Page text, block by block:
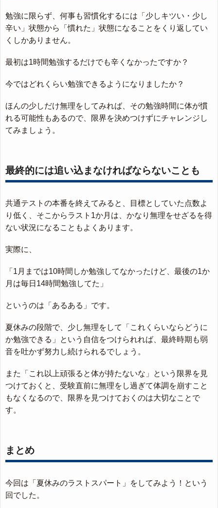
勉強に限らず、何事も習慣化するには「少しキツい・少し
辛い」状態から「慣れた」状態になることをくり返してい
くしかありません。
最初は1時間勉強するだけでも辛くなかったですか？
今ではどれくらい勉強できるようになりましたか？
ほんの少しだけ無理をしてみれば、その勉強時間に体が慣
れる可能性もあるので、限界を決めつけずにチャレンジし
てみましょう。
最終的には追い込まなければならないことも
共通テストの本番を終えてみると、目標としていた点数よ
り低く、そこからラスト1か月は、かなり無理をせざるを得
ない状況になることもよくあります。
実際に、
「1月までは10時間しか勉強してなかったけど、最後の1か
月は毎日14時間勉強してた」
というのは「あるある」です。
夏休みの段階で、少し無理をして「これくらいならどうに
か勉強できる」という自信をつけられれば、最終時期も弱
音を吐かず努力し続けられるでしょう。
また「これ以上頑張ると体が持たないな」という限界を見
つけておくと、受験直前に無理をし過ぎて体調を崩すこと
もなくなるので、限界を見つけておくのは大切なことで
す。
まとめ
今回は「夏休みのラストスパート」をしてみよう！という
回でした。